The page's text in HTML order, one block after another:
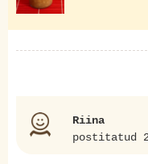
Riina
postitatud